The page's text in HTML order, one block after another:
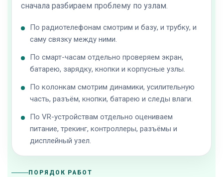
сначала разбираем проблему по узлам.
По радиотелефонам смотрим и базу, и трубку, и
саму связку между ними.
По смарт-часам отдельно проверяем экран,
батарею, зарядку, кнопки и корпусные узлы.
По колонкам смотрим динамики, усилительную
часть, разъём, кнопки, батарею и следы влаги.
По VR-устройствам отдельно оцениваем
питание, трекинг, контроллеры, разъёмы и
дисплейный узел.
ПОРЯДОК РАБОТ